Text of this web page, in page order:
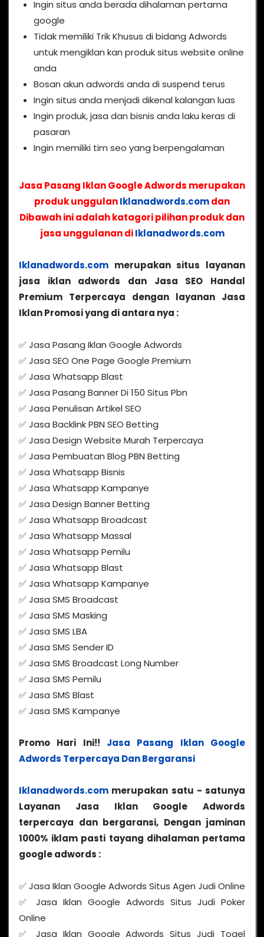
Ingin situs anda berada dihalaman pertama
google
Tidak memiliki Trik Khusus di bidang Adwords
untuk mengiklan kan produk situs website online
anda
Bosan akun adwords anda di suspend terus
Ingin situs anda menjadi dikenal kalangan luas
Ingin produk, jasa dan bisnis anda laku keras di
pasaran
Ingin memiliki tim seo yang berpengalaman
Jasa Pasang Iklan Google Adwords merupakan
produk unggulanIklanadwords.comdan
Dibawah ini adalah katagori pilihan produk dan
jasa unggulanan diIklanadwords.com
Iklanadwords.com merupakan situs layanan
jasa iklan adwords dan Jasa SEO Handal
Premium Terpercaya dengan layanan Jasa
Iklan Promosi yang di antara nya :
✅ Jasa Pasang Iklan Google Adwords
✅ Jasa SEO One Page Google Premium
✅ Jasa Whatsapp Blast
✅ Jasa Pasang Banner Di 150 Situs Pbn
✅ Jasa Penulisan Artikel SEO
✅ Jasa Backlink PBN SEO Betting
✅ Jasa Design Website Murah Terpercaya
✅ Jasa Pembuatan Blog PBN Betting
✅ Jasa Whatsapp Bisnis
✅ Jasa Whatsapp Kampanye
✅ Jasa Design Banner Betting
✅ Jasa Whatsapp Broadcast
✅ Jasa Whatsapp Massal
✅ Jasa Whatsapp Pemilu
✅ Jasa Whatsapp Blast
✅ Jasa Whatsapp Kampanye
✅ Jasa SMS Broadcast
✅ Jasa SMS Masking
✅ Jasa SMS LBA
✅ Jasa SMS Sender ID
✅ Jasa SMS Broadcast Long Number
✅ Jasa SMS Pemilu
✅ Jasa SMS Blast
✅ Jasa SMS Kampanye
Promo Hari Ini!! Jasa Pasang Iklan Google
Adwords Terpercaya Dan Bergaransi
Iklanadwords.com merupakan satu - satunya
Layanan Jasa Iklan Google Adwords
terpercaya dan bergaransi, Dengan jaminan
1000% iklam pasti tayang dihalaman pertama
google adwords :
✅ Jasa Iklan Google Adwords Situs Agen Judi Online
✅ Jasa Iklan Google Adwords Situs Judi Poker
Online
✅ Jasa Iklan Google Adwords Situs Judi Togel